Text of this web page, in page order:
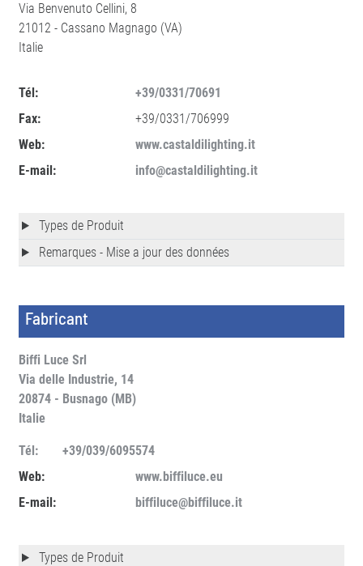
Via Benvenuto Cellini, 8
21012 - Cassano Magnago (VA)
Italie
Tél:
+39/0331/70691
Fax:
+39/0331/706999
Web:
www.castaldilighting.it
E-mail:
info@castaldilighting.it
Types de Produit
Remarques - Mise a jour des données
Fabricant
Biffi Luce Srl
Via delle Industrie, 14
20874 - Busnago (MB)
Italie
Tél:
+39/039/6095574
Web:
www.biffiluce.eu
E-mail:
biffiluce@biffiluce.it
Types de Produit